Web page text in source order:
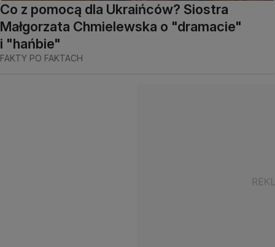
Co z pomocą dla Ukraińców? Siostra
Małgorzata Chmielewska o "dramacie"
i "hańbie"
FAKTY PO FAKTACH